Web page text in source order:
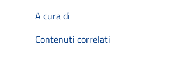
A cura di
Contenuti correlati